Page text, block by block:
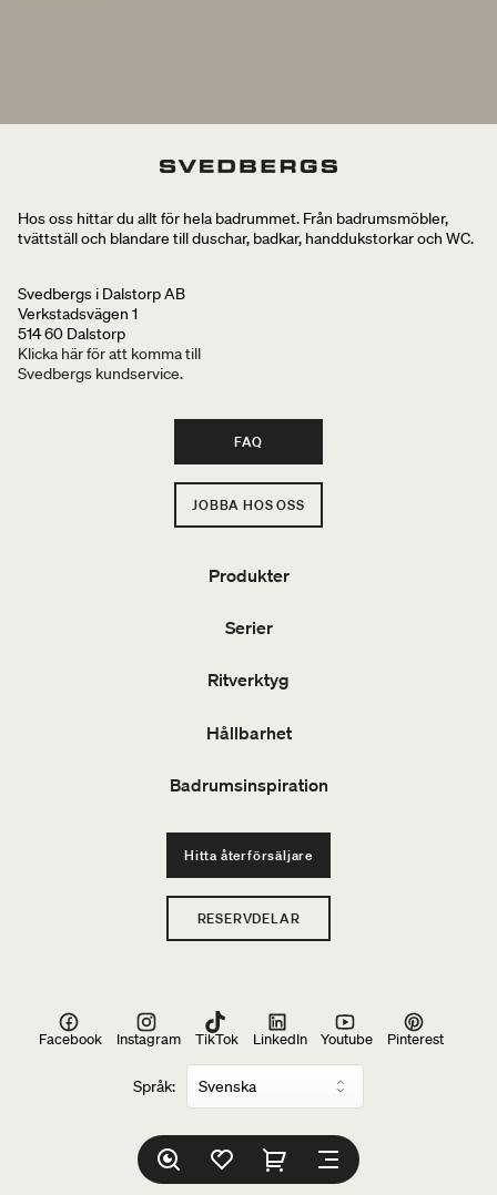
Hos oss hittar du allt för hela badrummet. Från badrumsmöbler,
tvättställ och blandare till duschar, badkar, handdukstorkar och WC.
Svedbergs i Dalstorp AB
Verkstadsvägen 1
514 60 Dalstorp
Klicka här för att komma till
Svedbergs kundservice.
FAQ
JOBBA HOS OSS
Produkter
Serier
Ritverktyg
Hållbarhet
Badrumsinspiration
Hitta återförsäljare
RESERVDELAR
Språk:
Facebook Instagram TikTok LinkedIn Youtube Pinterest